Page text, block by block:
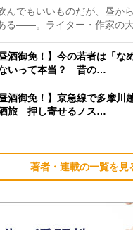
でもいいものだが、昼か
る――。ライター・作家の
酒御免！】今の若者は「な
いって本当？ 昔の…
酒御免！】京急線で多摩川
旅 押し寄せるノス…
著者・連載の一覧を見